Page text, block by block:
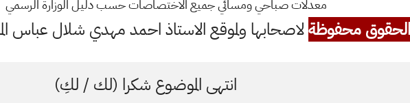
معدلات صباحي ومسائي جميع الاختصاصات حسب دليل الوزارة الرسمي
محفوظةلاصحابها ولموقع الاستاذ احمد مهدي شلال عباس
انتهى الموضوع شكرا (لك / لكِ)